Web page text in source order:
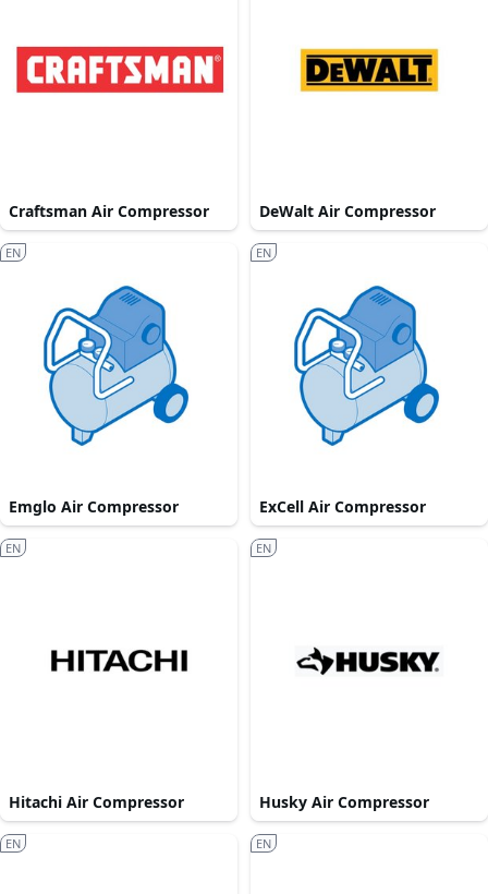
Craftsman Air Compressor DeWalt Air Compressor
Emglo Air Compressor
EN
ExCell Air Compressor
EN
Hitachi Air Compressor
EN
Husky Air Compressor
EN
EN EN